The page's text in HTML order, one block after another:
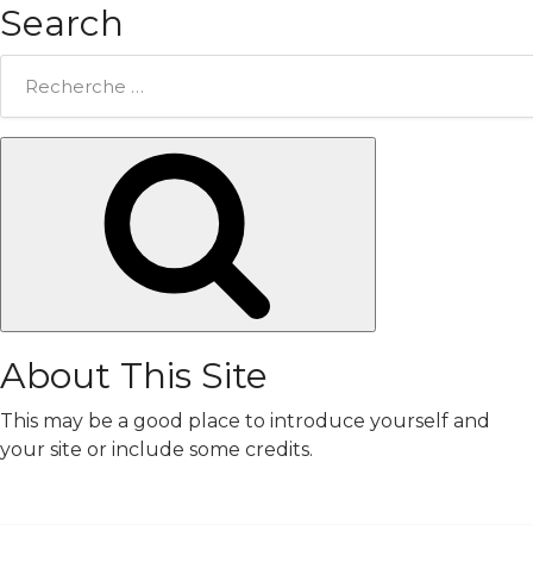
Search
About This Site
This may be a good place to introduce yourself and
your site or include some credits.